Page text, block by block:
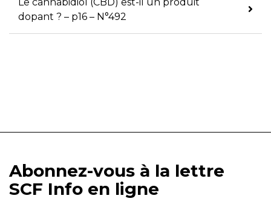
dopant ? – p16 – N°492
Abonnez-vous à la lettre
SCF Info en ligne